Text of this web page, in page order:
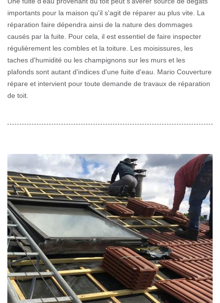
importants pour la maison qu'il s'agit de réparer au plus vite. La
réparation faire dépendra ainsi de la nature des dommages
causés par la fuite. Pour cela, il est essentiel de faire inspecter
régulièrement les combles et la toiture. Les moisissures, les
taches d'humidité ou les champignons sur les murs et les
plafonds sont autant d'indices d'une fuite d'eau. Mario Couverture
répare et intervient pour toute demande de travaux de réparation
de toit.